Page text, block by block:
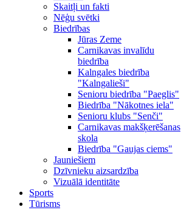
Skaitļi un fakti
Nēģu svētki
Biedrības
Jūras Zeme
Carnikavas invalīdu
biedrība
Kalngales biedrība
"Kalngalieši"
Senioru biedrība "Paeglis"
Biedrība "Nākotnes iela"
Senioru klubs "Senči"
Carnikavas makšķerēšanas
skola
Biedrība "Gaujas ciems"
Jauniešiem
Dzīvnieku aizsardzība
Vizuālā identitāte
Sports
Tūrisms